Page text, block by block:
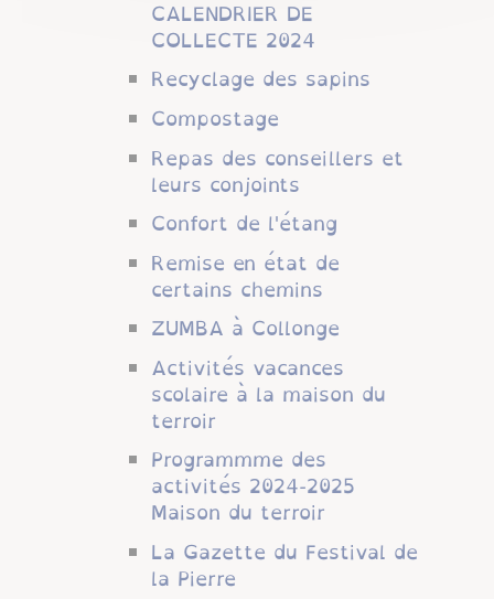
CALENDRIER DE
COLLECTE 2024
Recyclage des sapins
Compostage
Repas des conseillers et
leurs conjoints
Confort de l'étang
Remise en état de
certains chemins
ZUMBA à Collonge
Activités vacances
scolaire à la maison du
terroir
Programmme des
activités 2024-2025
Maison du terroir
La Gazette du Festival de
la Pierre